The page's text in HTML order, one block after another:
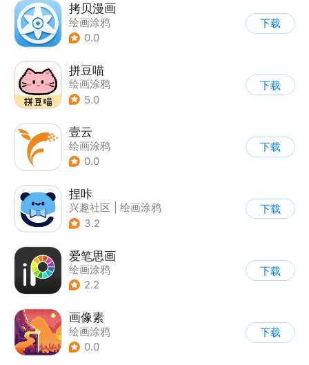
拷贝漫画
绘画涂鸦
0.0
下载
拼豆喵
绘画涂鸦
5.0
下载
壹云
绘画涂鸦
0.0
下载
捏咔
兴趣社区
绘画涂鸦
3.2
下载
爱笔思画
绘画涂鸦
2.2
下载
画像素
绘画涂鸦
0.0
下载